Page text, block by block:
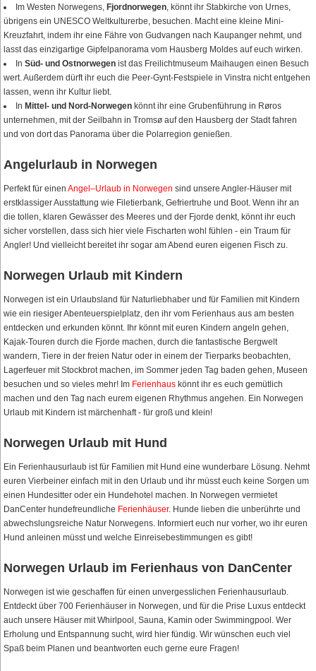
Im Westen Norwegens, Fjordnorwegen, könnt ihr Stabkirche von Urnes,
übrigens ein UNESCO Weltkulturerbe, besuchen. Macht eine kleine Mini-
Kreuzfahrt, indem ihr eine Fähre von Gudvangen nach Kaupanger nehmt, und
lasst das einzigartige Gipfelpanorama vom Hausberg Moldes auf euch wirken.
In Süd- und Ostnorwegen ist das Freilichtmuseum Maihaugen einen Besuch
wert. Außerdem dürft ihr euch die Peer-Gynt-Festspiele in Vinstra nicht entgehen
lassen, wenn ihr Kultur liebt.
In Mittel- und Nord-Norwegen könnt ihr eine Grubenführung in Røros
unternehmen, mit der Seilbahn in Tromsø auf den Hausberg der Stadt fahren
und von dort das Panorama über die Polarregion genießen.
Angelurlaub in Norwegen
Perfekt für einen Angel–Urlaub in Norwegen sind unsere Angler-Häuser mit
erstklassiger Ausstattung wie Filetierbank, Gefriertruhe und Boot. Wenn ihr an
die tollen, klaren Gewässer des Meeres und der Fjorde denkt, könnt ihr euch
sicher vorstellen, dass sich hier viele Fischarten wohl fühlen - ein Traum für
Angler! Und vielleicht bereitet ihr sogar am Abend euren eigenen Fisch zu.
Norwegen Urlaub mit Kindern
Norwegen ist ein Urlaubsland für Naturliebhaber und für Familien mit Kindern
wie ein riesiger Abenteuerspielplatz, den ihr vom Ferienhaus aus am besten
entdecken und erkunden könnt. Ihr könnt mit euren Kindern angeln gehen,
Kajak-Touren durch die Fjorde machen, durch die fantastische Bergwelt
wandern, Tiere in der freien Natur oder in einem der Tierparks beobachten,
Lagerfeuer mit Stockbrot machen, im Sommer jeden Tag baden gehen, Museen
besuchen und so vieles mehr! Im Ferienhaus könnt ihr es euch gemütlich
machen und den Tag nach eurem eigenen Rhythmus angehen. Ein Norwegen
Urlaub mit Kindern ist märchenhaft - für groß und klein!
Norwegen Urlaub mit Hund
Ein Ferienhausurlaub ist für Familien mit Hund eine wunderbare Lösung. Nehmt
euren Vierbeiner einfach mit in den Urlaub und ihr müsst euch keine Sorgen um
einen Hundesitter oder ein Hundehotel machen. In Norwegen vermietet
DanCenter hundefreundliche Ferienhäuser. Hunde lieben die unberührte und
abwechslungsreiche Natur Norwegens. Informiert euch nur vorher, wo ihr euren
Hund anleinen müsst und welche Einreisebestimmungen es gibt!
Norwegen Urlaub im Ferienhaus von DanCenter
Norwegen ist wie geschaffen für einen unvergesslichen Ferienhausurlaub.
Entdeckt über 700 Ferienhäuser in Norwegen, und für die Prise Luxus entdeckt
auch unsere Häuser mit Whirlpool, Sauna, Kamin oder Swimmingpool. Wer
Erholung und Entspannung sucht, wird hier fündig. Wir wünschen euch viel
Spaß beim Planen und beantworten euch gerne eure Fragen!